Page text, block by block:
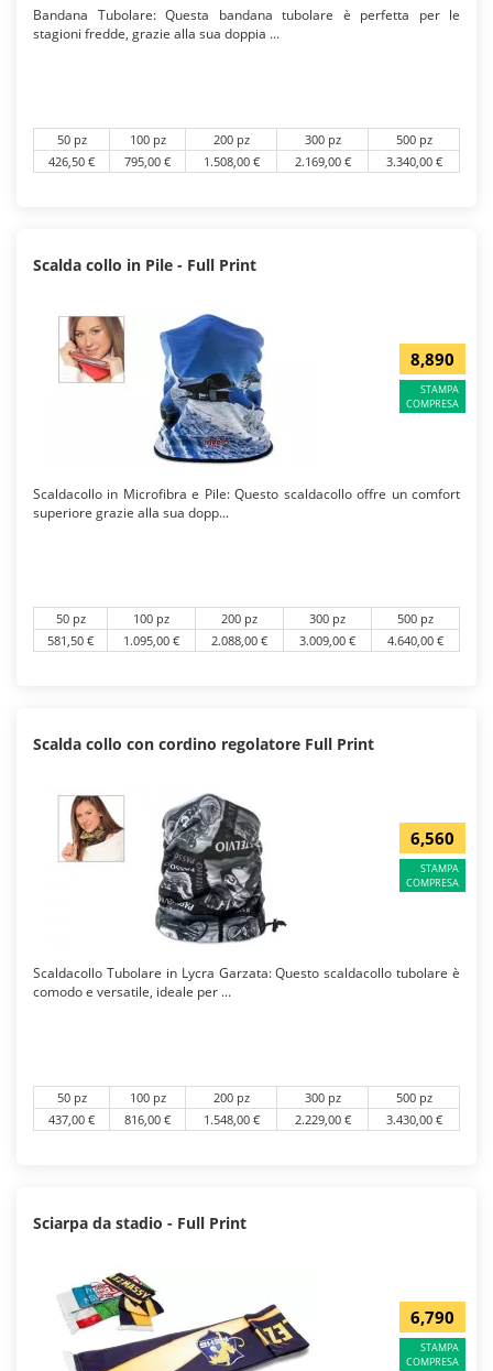
Bandana Tubolare: Questa bandana tubolare è perfetta per le
stagioni fredde, grazie alla sua doppia ...
50 pz 100 pz 200 pz 300 pz
500 pz
426,50 €
795,00 € 1.508,00 € 2.169,00 € 3.340,00 €
Scalda collo in Pile - Full Print
8,890
STAMPA
COMPRESA
Scaldacollo in Microfibra e Pile: Questo scaldacollo offre un comfort
superiore grazie alla sua dopp...
50 pz 100 pz 200 pz 300 pz
500 pz
581,50 €
1.095,00 € 2.088,00 € 3.009,00 € 4.640,00 €
Scalda collo con cordino regolatore Full Print
6,560
STAMPA
COMPRESA
Scaldacollo Tubolare in Lycra Garzata: Questo scaldacollo tubolare è
comodo e versatile, ideale per ...
50 pz 100 pz 200 pz 300 pz
500 pz
437,00 €
816,00 € 1.548,00 € 2.229,00 € 3.430,00 €
Sciarpa da stadio - Full Print
6,790
STAMPA
COMPRESA